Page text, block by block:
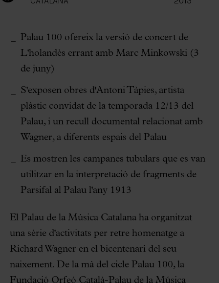
Palau 100 ofereix la versió de concert de
L'holandès errant amb Marc Minkowski (3
de juny)
S'exposen obres d'Antoni Tàpies, artista
plàstic convidat de la temporada 12/13 del
Palau, i un recull documental relacionat amb
Wagner, a diferents espais del Palau
Es mostren les campanes tubulars que es van
utilitzar en la interpretació de fragments de
Parsifal al Palau l'any 1913
El Palau de la Música Catalana ha organitzat
una sèrie d'activitats per retre homenatge a
Richard Wagner en el bicentenari del seu
naixement. De la mà del cicle Palau 100, la
Fundació Orfeó Català-Palau de la Música